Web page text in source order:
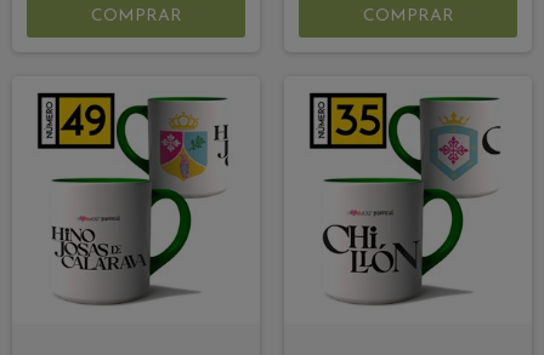
COMPRAR COMPRAR